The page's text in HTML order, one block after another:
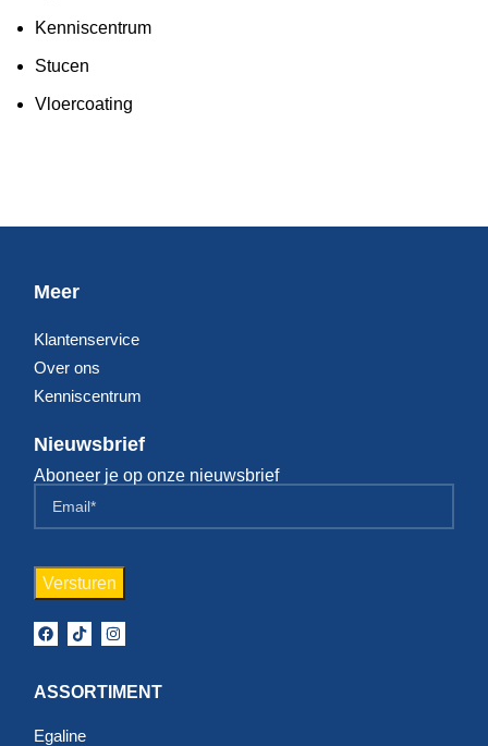
Kenniscentrum
Stucen
Vloercoating
Meer
Klantenservice
Over ons
Kenniscentrum
Nieuwsbrief
Aboneer je op onze nieuwsbrief
ASSORTIMENT
Egaline